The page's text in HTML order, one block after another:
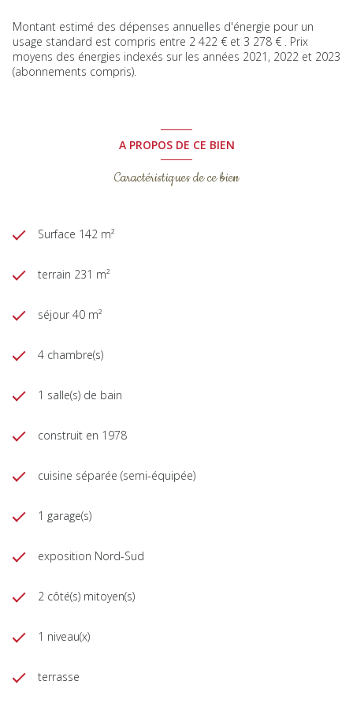
Montant estimé des dépenses annuelles d'énergie pour un
usage standard est compris entre 2 422 € et 3 278 € . Prix
moyens des énergies indexés sur les années 2021, 2022 et 2023
(abonnements compris).
A PROPOS DE CE BIEN
Caractéristiques de ce bien
Surface 142 m²
terrain 231 m²
séjour 40 m²
4 chambre(s)
1 salle(s) de bain
construit en 1978
cuisine séparée (semi-équipée)
1 garage(s)
exposition Nord-Sud
2 côté(s) mitoyen(s)
1 niveau(x)
terrasse